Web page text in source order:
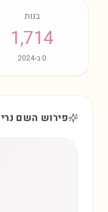
בנות
1,714
0ב-2024
פירוש השם